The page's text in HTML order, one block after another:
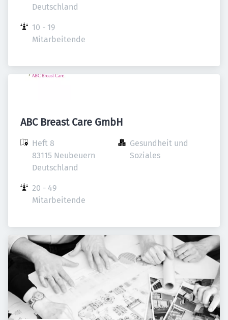
Deutschland
10 - 19
Mitarbeitende
ABC Breast Care GmbH
Heft 8
83115 Neubeuern
Deutschland
Gesundheit und
Soziales
20 - 49
Mitarbeitende